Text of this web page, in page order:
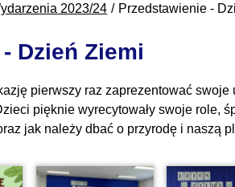
2023/24 Przedstawienie -
Dzień Ziemi
pierwszy raz zaprezentować
pięknie wyrecytowały swoje role,
jak należy dbać o przyrodę i naszą